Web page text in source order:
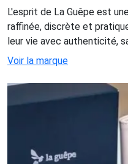
L'esprit de La Guêpe est
raffinée, discrète et
leur vie avec authenticité,
Voir la marque